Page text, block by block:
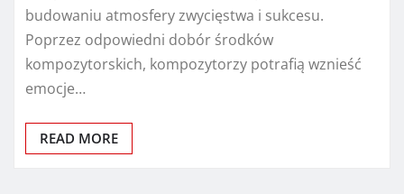
budowaniu atmosfery zwycięstwa i sukcesu.
Poprzez odpowiedni dobór środków
kompozytorskich, kompozytorzy potrafią wznieść
emocje…
READ MORE